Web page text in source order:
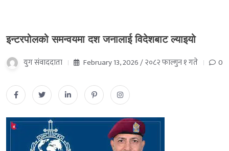
इन्टरपोलको समन्वयमा दश जनालाई विदेशबाट ल्याइयो
युग संवाददाता February 13, 2026 / २०८२ फाल्गुन १ गते 0